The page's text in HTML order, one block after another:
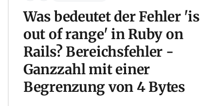
Was bedeutet der Fehler 'is
out of range' in Ruby on
Rails? Bereichsfehler -
Ganzzahl mit einer
Begrenzung von 4 Bytes